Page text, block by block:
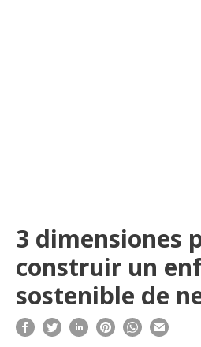
3 dimensiones
construir un
sostenible de